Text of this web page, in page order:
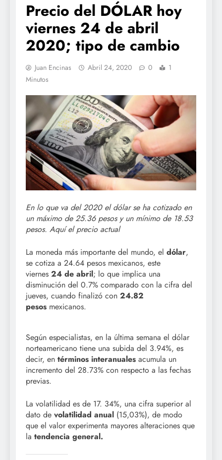
Precio del DÓLAR hoy
viernes 24 de abril
2020; tipo de cambio
Juan Encinas Abril 24, 2020 0
1
Minutos
En lo que va del 2020 el dólar se ha cotizado en
un máximo de 25.36 pesos y un mínimo de 18.53
pesos. Aquí el precio actual
La moneda más importante del mundo, el dólar,
se cotiza a 24.64 pesos mexicanos, este
viernes 24 de abril; lo que implica una
disminución del 0.7% comparado con la cifra del
jueves, cuando finalizó con 24.82
pesos mexicanos.
Según especialistas, en la última semana el dólar
norteamericano tiene una subida del 3.94%, es
decir, en términos interanuales acumula un
incremento del 28.73% con respecto a las fechas
previas.
La volatilidad es de 17. 34%, una cifra superior al
dato de volatilidad anual (15,03%), de modo
que el valor experimenta mayores alteraciones que
la tendencia general.